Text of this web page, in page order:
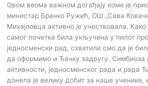
Овом веома важном догађају коме је
министар Бранко Ружић, ОШ „Сава
Михајловца активно је учествовала.
самог почетка била укључена у пилот
једносменски рад, схватили смо да је
да оформимо и Ђачку задругу. Симбиоза
активности, једносменског рада и рада
донела је велику добит за наше ученике,